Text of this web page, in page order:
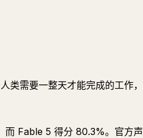
类需要一整天才能完成的工作，
Fable 5 得分 80.3%。官方声